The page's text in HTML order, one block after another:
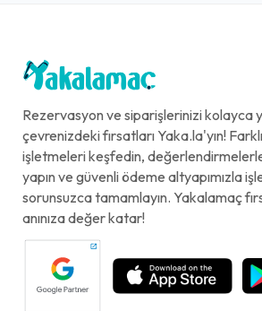
Rezervasyon ve siparişlerinizi kolayca
çevrenizdeki fırsatları Yaka.la'yın!
işletmeleri keşfedin,
yapın ve güvenli ödeme altyapımızla
sorunsuzca tamamlayın. Yakalamaç
anınıza değer katar!